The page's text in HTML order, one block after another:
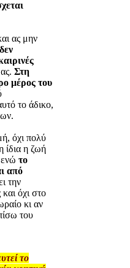
ας μην
Στη
μέρος του
το άδικο,
όχι πολύ
ίδια η ζωή
το
από
την
όχι στο
κι αν
του
το